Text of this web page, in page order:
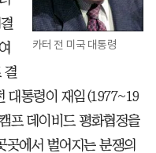
카터 전 미국 대통령
결
대통령이 재임(1977~19
프 데이비드 평화협정을
에서 벌어지는 분쟁의